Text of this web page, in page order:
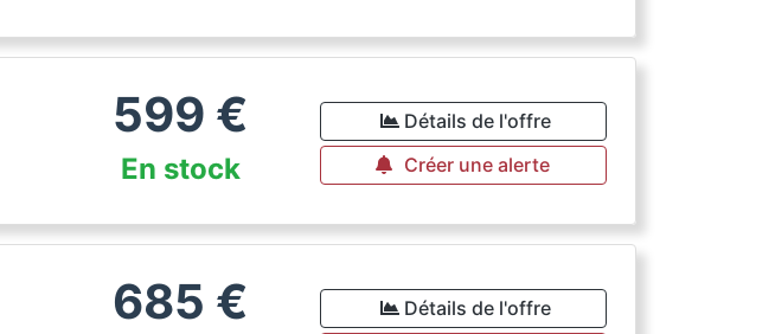
599 €
En stock
Détails de l'offre
Créer une alerte
685 €
Détails de l'offre